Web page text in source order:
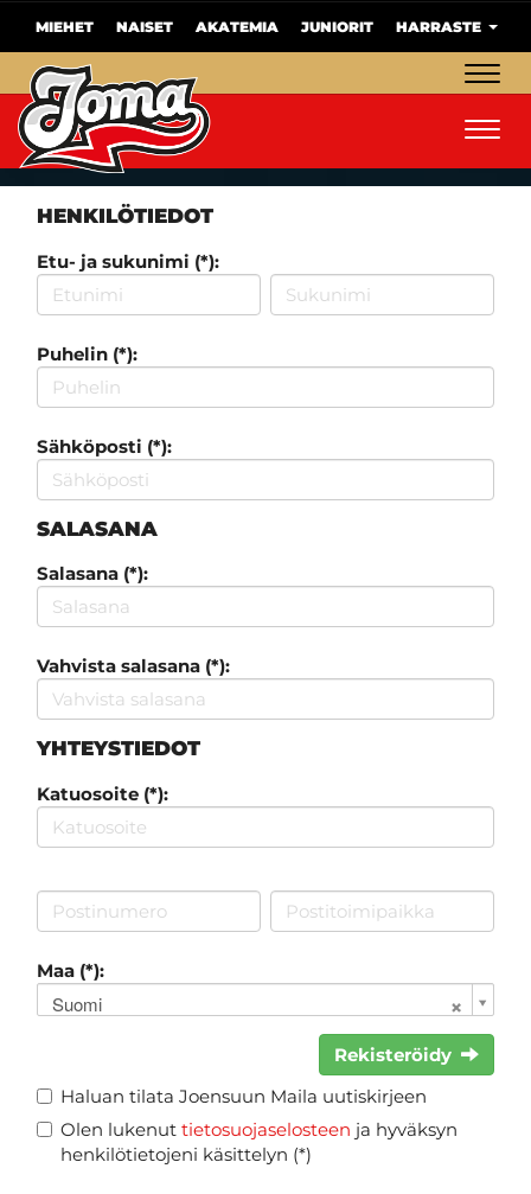
MIEHET NAISET AKATEMIA JUNIORIT HARRASTE
HENKILÖTIEDOT
Etu- ja sukunimi (*):
Puhelin (*):
Sähköposti (*):
SALASANA
Salasana (*):
Vahvista salasana (*):
YHTEYSTIEDOT
Katuosoite (*):
Maa (*):
Suomi
Rekisteröidy
Haluan tilata Joensuun Maila uutiskirjeen
Olen lukenut tietosuojaselosteen ja hyväksyn
henkilötietojeni käsittelyn (*)